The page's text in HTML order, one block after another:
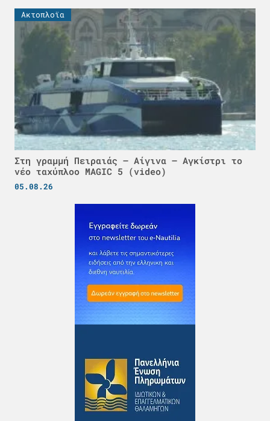
Ακτοπλοϊα
Στη γραμμή Πειραιάς – Αίγινα – Αγκίστρι το
νέο ταχύπλοο MAGIC 5 (video)
05.08.26